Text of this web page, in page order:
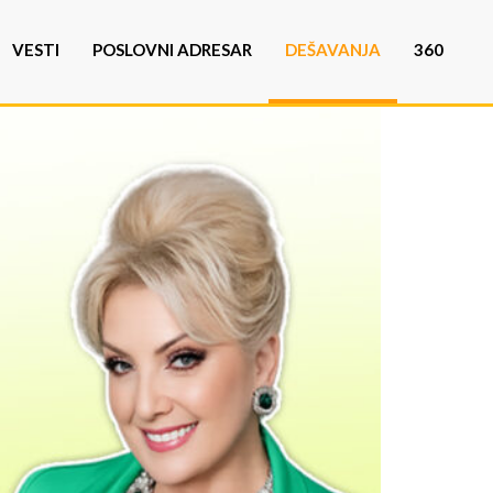
VESTI POSLOVNI ADRESAR DEŠAVANJA 360